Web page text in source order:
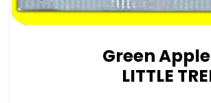
ריחנית ענקית Green Apple